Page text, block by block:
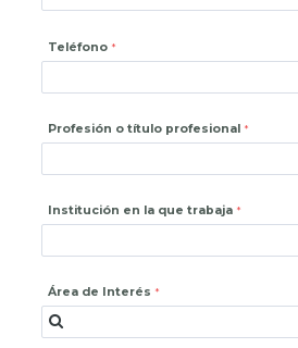
Teléfono
Profesión o título profesional
Institución en la que trabaja
Área de Interés